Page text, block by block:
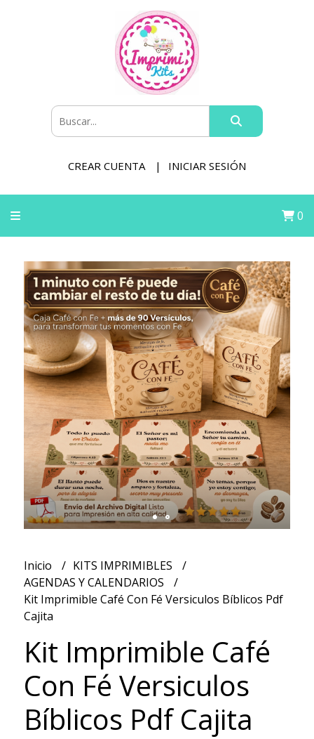
CREAR CUENTA INICIAR SESIÓN
0
Inicio
KITS IMPRIMIBLES
AGENDAS Y CALENDARIOS
Kit Imprimible Café Con Fé Versiculos Bíblicos Pdf
Cajita
Kit Imprimible Café
Con Fé Versiculos
Bíblicos Pdf Cajita